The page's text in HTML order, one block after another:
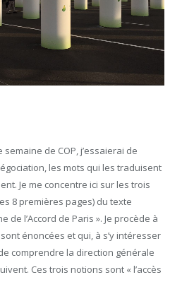
de COP, j’essaierai de
les mots qui les traduisent
Je me concentre ici sur les trois
8 premières pages) du texte
de l’Accord de Paris ». Je procède à
énoncées et qui, à s’y intéresser
comprendre la direction générale
Ces trois notions sont « l’accès